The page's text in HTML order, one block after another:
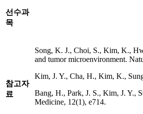
선수과
목
참고자
료
Song, K. J., Choi, S., Kim, K.,
and tumor microenvironment.
Kim, J. Y., Cha, H., Kim, K.,
Bang, H., Park, J. S., Kim, J. Y.,
Medicine, 12(1), e714.